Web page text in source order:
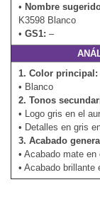
• Nombre
K3598 Blanco
• GS1: –
1. Color principal:
• Blanco
2. Tonos
• Logo gris en el
• Detalles en gris
3. Acabado
• Acabado mate en
• Acabado brillante